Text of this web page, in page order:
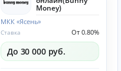
Money)
МКК «Ясень»
От 0.80%
Ставка
До 30 000 руб.